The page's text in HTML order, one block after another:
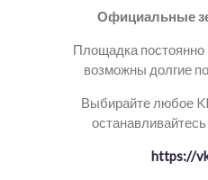
Официальные
Площадка постоянно
возможны долгие
Выбирайте любое
https://